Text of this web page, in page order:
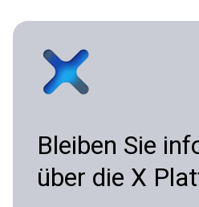
Bleiben Sie
über die X